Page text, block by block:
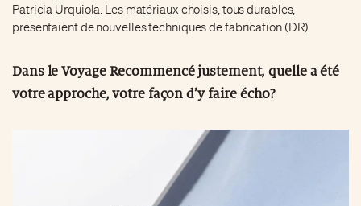
Patricia Urquiola. Les matériaux choisis, tous durables,
présentaient de nouvelles techniques de fabrication (DR)
Dans le Voyage Recommencé justement, quelle a été
votre approche, votre façon d’y faire écho?